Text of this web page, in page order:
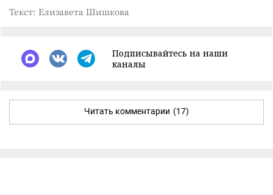
Текст: Елизавета Шишкова
Подписывайтесь на наши
каналы
Читать комментарии (17)